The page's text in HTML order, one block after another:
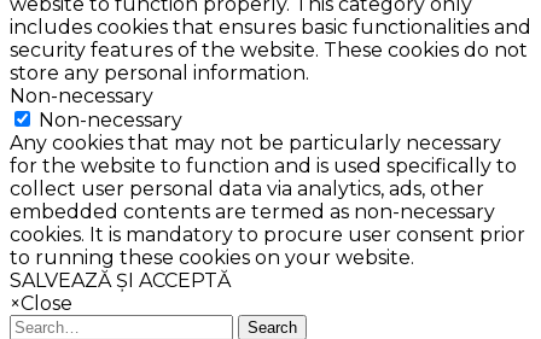
website to function properly. This category only
includes cookies that ensures basic functionalities and
security features of the website. These cookies do not
store any personal information.
Non-necessary
Non-necessary
Any cookies that may not be particularly necessary
for the website to function and is used specifically to
collect user personal data via analytics, ads, other
embedded contents are termed as non-necessary
cookies. It is mandatory to procure user consent prior
to running these cookies on your website.
SALVEAZĂ ȘI ACCEPTĂ
×Close
Search